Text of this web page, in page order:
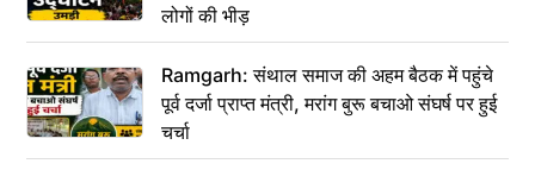
लोगों की भीड़
Ramgarh: संथाल समाज की अहम बैठक में पहुंचे
पूर्व दर्जा प्राप्त मंत्री, मरांग बुरू बचाओ संघर्ष पर हुई
चर्चा